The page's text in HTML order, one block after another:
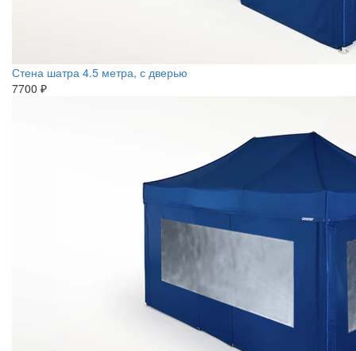
Стена шатра 4.5 метра, с дверью
7700 ₽